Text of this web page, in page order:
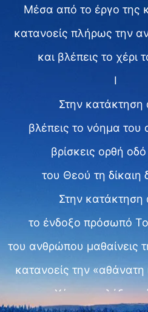
Μέσα από το έργο της
κατανοείς πλήρως την
και βλέπεις το χέρι
I
Στην κατάκτηση
βλέπεις το νόημα
βρίσκεις ορθή
του Θεού τη δίκαιη
Στην κατάκτηση
το ένδοξο πρόσωπό
του ανθρώπου μαθαίνεις
κατανοείς την «αθάνατη
Χάρη στη λέξη